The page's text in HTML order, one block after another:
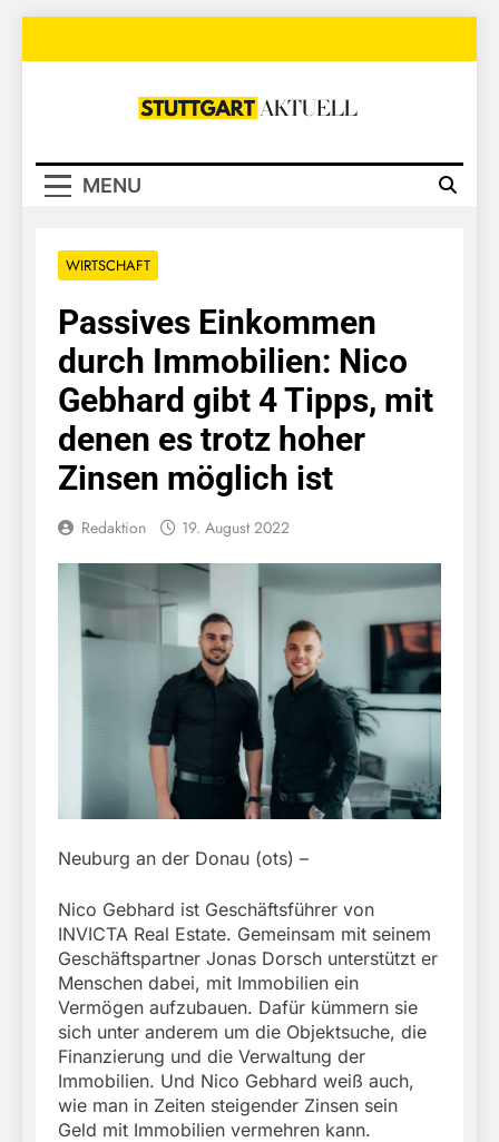
Stuttgart
MENU
WIRTSCHAFT
Passives Einkommen
durch Immobilien: Nico
Gebhard gibt 4 Tipps, mit
denen es trotz hoher
Zinsen möglich ist
Redaktion 19. August 2022
Neuburg an der Donau (ots) –
Nico Gebhard ist Geschäftsführer von
INVICTA Real Estate. Gemeinsam mit seinem
Geschäftspartner Jonas Dorsch unterstützt er
Menschen dabei, mit Immobilien ein
Vermögen aufzubauen. Dafür kümmern sie
sich unter anderem um die Objektsuche, die
Finanzierung und die Verwaltung der
Immobilien. Und Nico Gebhard weiß auch,
wie man in Zeiten steigender Zinsen sein
Geld mit Immobilien vermehren kann.